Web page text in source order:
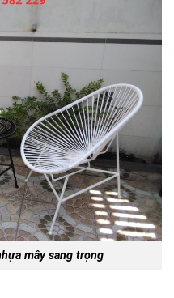
mây sang trọng